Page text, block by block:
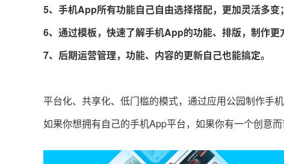
5、手机App所有功能自己自由选择搭配，更加灵活多变；
6、通过模板，快速了解手机App的功能、排版，制作更
7、后期运营管理，功能、内容的更新自己也能搞定。
平台化、共享化、低门槛的模式，通过应用公园制作手
如果你想拥有自己的手机App平台，如果你有一个创意